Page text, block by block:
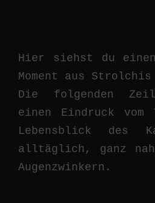
Hier siehst du
Moment aus Strolchis
Die folgenden
einen Eindruck vom
Lebensblick des
alltäglich, ganz
Augenzwinkern.